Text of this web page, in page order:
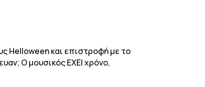
Helloween και επιστροφή με το
Ο μουσικός ΕΧΕΙ χρόνο,